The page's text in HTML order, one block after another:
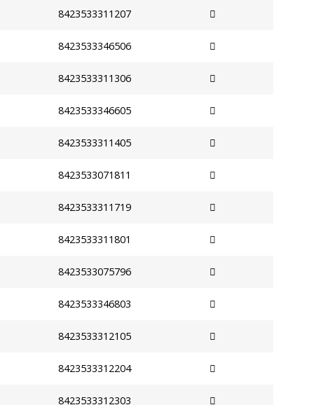
8423533311207
8423533346506
8423533311306
8423533346605
8423533311405
8423533071811
8423533311719
8423533311801
8423533075796
8423533346803
8423533312105
8423533312204
8423533312303